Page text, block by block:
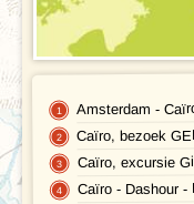
Amsterdam -
Caïro, bezoek
Caïro, excursie
Caïro - Dashour